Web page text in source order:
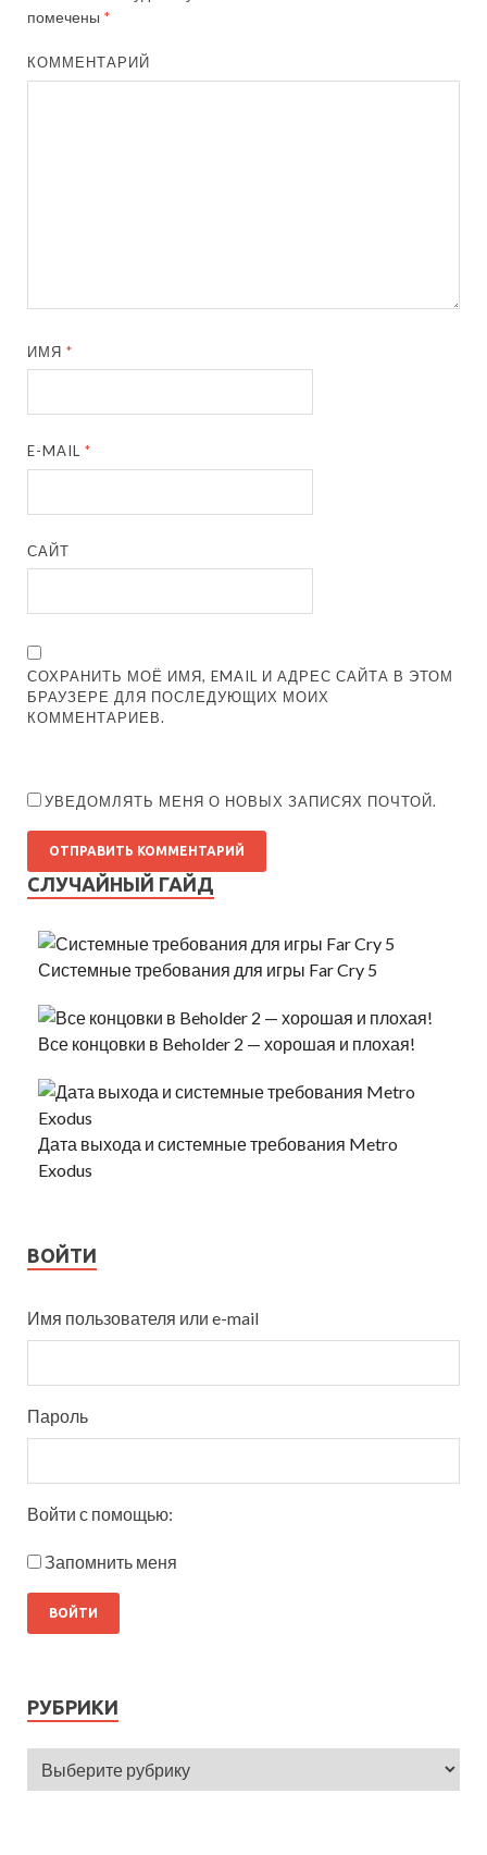
помечены *
КОММЕНТАРИЙ
ИМЯ*
E-MAIL*
САЙТ
СОХРАНИТЬ МОЁ ИМЯ, EMAIL И АДРЕС САЙТА В ЭТОМ
БРАУЗЕРЕ ДЛЯ ПОСЛЕДУЮЩИХ МОИХ
КОММЕНТАРИЕВ.
УВЕДОМЛЯТЬ МЕНЯ О НОВЫХ ЗАПИСЯХ ПОЧТОЙ.
СЛУЧАЙНЫЙ ГАЙД
Системные требования для игры Far Cry 5
Все концовки в Beholder 2 — хорошая и плохая!
Дата выхода и системные требования Metro
Exodus
ВОЙТИ
Имя пользователя или e-mail
Пароль
Войти с помощью:
Запомнить меня
РУБРИКИ